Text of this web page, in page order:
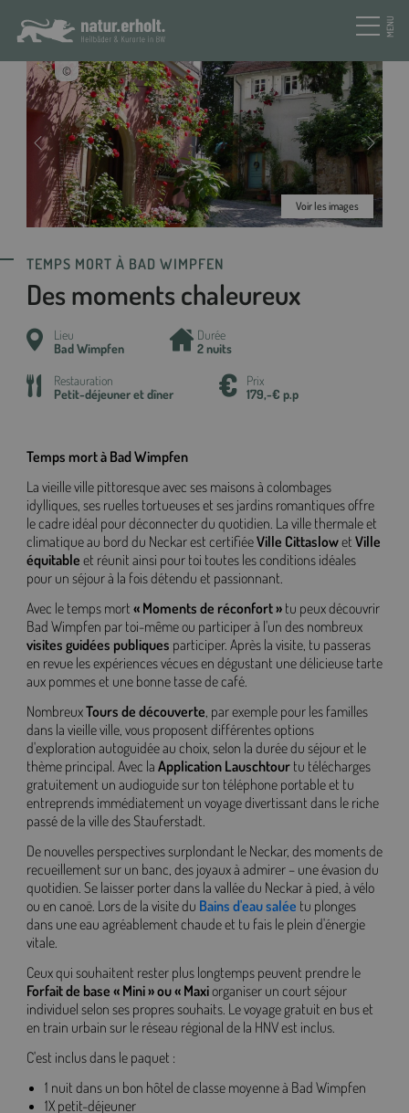
MENU
©
Voir les images
TEMPS MORT À BAD WIMPFEN
Des moments chaleureux
Lieu
Bad Wimpfen
Durée
2 nuits
Restauration
Petit-déjeuner et dîner
Prix
179,-€ p.p
Temps mort à Bad Wimpfen
La vieille ville pittoresque avec ses maisons à colombages
idylliques, ses ruelles tortueuses et ses jardins romantiques offre
le cadre idéal pour déconnecter du quotidien. La ville thermale et
climatique au bord du Neckar est certifiéeVille Cittaslowet Ville
équitable et réunit ainsi pour toi toutes les conditions idéales
pour un séjour à la fois détendu et passionnant.
Avec le temps mort « Moments de réconfort » tu peux découvrir
Bad Wimpfen par toi-même ou participer à l'un des nombreux
visites guidées publiques participer. Après la visite, tu passeras
en revue les expériences vécues en dégustant une délicieuse tarte
aux pommes et une bonne tasse de café.
NombreuxTours de découverte, par exemple pour les familles
dans la vieille ville, vous proposent différentes options
d'exploration autoguidée au choix, selon la durée du séjour et le
thème principal. Avec la Application Lauschtour tu télécharges
gratuitement un audioguide sur ton téléphone portable et tu
entreprends immédiatement un voyage divertissant dans le riche
passé de la ville des Stauferstadt.
De nouvelles perspectives surplondant le Neckar, des moments de
recueillement sur un banc, des joyaux à admirer – une évasion du
quotidien. Se laisser porter dans la vallée du Neckar à pied, à vélo
ou en canoë. Lors de la visite du Bains d'eau salée tu plonges
dans une eau agréablement chaude et tu fais le plein d'énergie
vitale.
Ceux qui souhaitent rester plus longtemps peuvent prendre le
Forfait de base « Mini » ou « Maxiorganiser un court séjour
individuel selon ses propres souhaits. Le voyage gratuit en bus et
en train urbain sur le réseau régional de la HNV est inclus.
C'est inclus dans le paquet :
1 nuit dans un bon hôtel de classe moyenne à Bad Wimpfen
1X petit-déjeuner